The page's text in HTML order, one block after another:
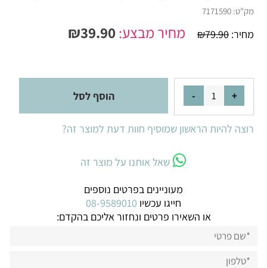
מק"ט: 7171590
מחיר: ₪79.90 מחיר מבצע: ₪39.90
הוסף לסל
רוצה להיות הראשון שמוסיף חוות דעת למוצר זה?
שאל אותנו על מוצר זה
מעוניינים בפרטים נוספים
חייגו עכשיו 08-9589010
או השאירו פרטים ונחזור אליכם בהקדם: